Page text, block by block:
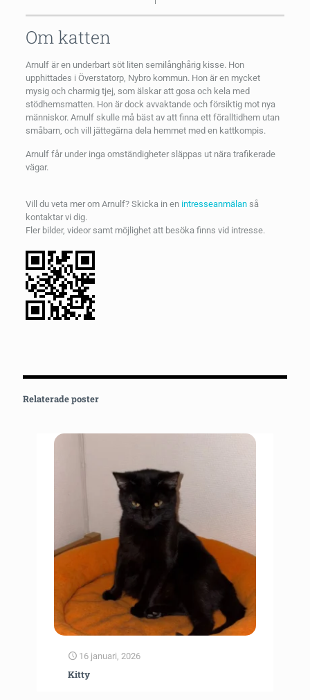
Om katten
Arnulf är en underbart söt liten semilånghårig kisse. Hon
upphittades i Överstatorp, Nybro kommun. Hon är en mycket
mysig och charmig tjej, som älskar att gosa och kela med
stödhemsmatten. Hon är dock avvaktande och försiktig mot nya
människor. Arnulf skulle må bäst av att finna ett föralltidhem utan
småbarn, och vill jättegärna dela hemmet med en kattkompis.
Arnulf får under inga omständigheter släppas ut nära trafikerade
vägar.
Vill du veta mer om Arnulf? Skicka in en intresseanmälanså
kontaktar vi dig.
Fler bilder, videor samt möjlighet att besöka finns vid intresse.
Relaterade poster
16 januari, 2026
Kitty